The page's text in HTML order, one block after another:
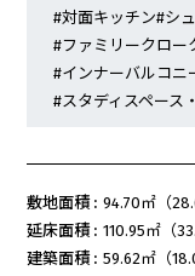
#対面キッチン#シ
#ファミリークロー
#インナーバルコニ
#スタディスペース
敷地面積 : 94.70㎡（
延床面積 : 110.95㎡（
建築面積 : 59.62㎡（